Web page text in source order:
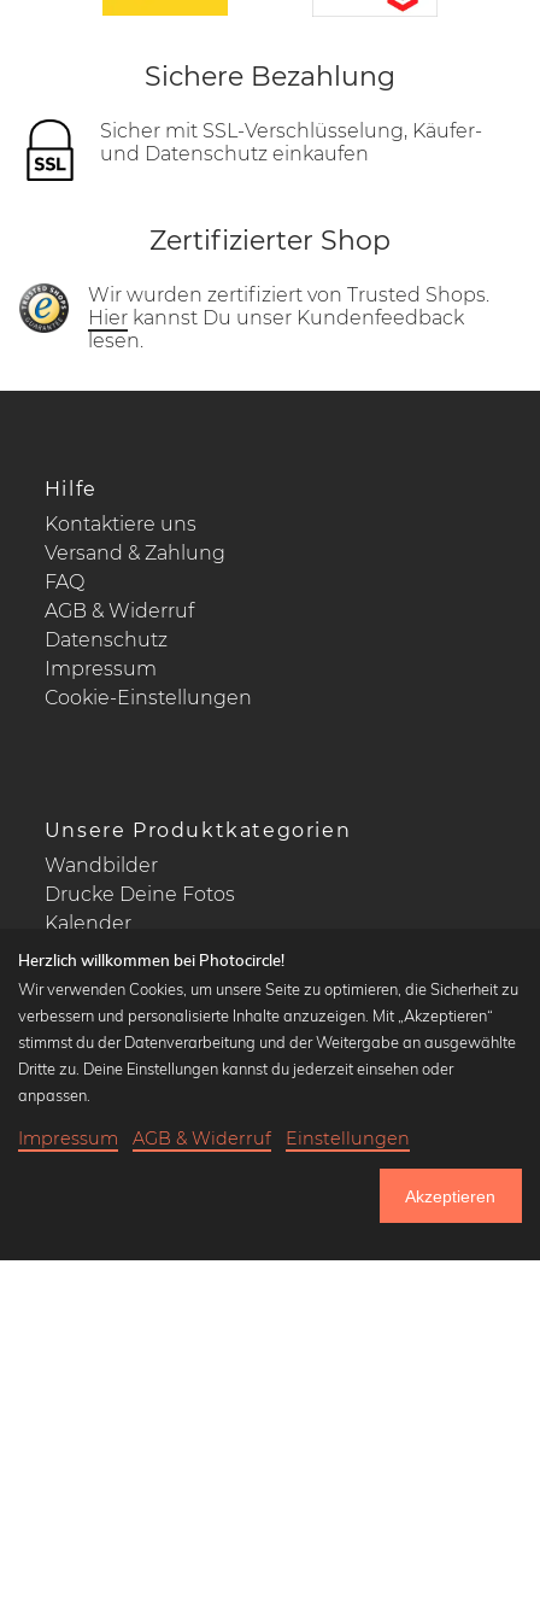
Bis Donnerstag: 20% Rabatt auf alle Bilder
Sichere Bezahlung
Sicher mit SSL-Verschlüsselung, Käufer-
und Datenschutz einkaufen
Zertifizierter Shop
Wir wurden zertifiziert von Trusted Shops.
Hier kannst Du unser Kundenfeedback
lesen.
Hilfe
Kontaktiere uns
Versand & Zahlung
FAQ
AGB & Widerruf
Datenschutz
Impressum
Cookie-Einstellungen
Unsere Produktkategorien
Wandbilder
Drucke Deine Fotos
Kalender
Beliebte Kollektionen
Wandbilder in schwarz-weiß
Klassiker der Kunstgeschichte
Herzlich willkommen bei Photocircle!
Wir verwenden Cookies, um unsere Seite zu optimieren, die Sicherheit zu
verbessern und personalisierte Inhalte anzuzeigen. Mit „Akzeptieren“
stimmst du der Datenverarbeitung und der Weitergabe an ausgewählte
Dritte zu. Deine Einstellungen kannst du jederzeit einsehen oder
anpassen.
Impressum AGB & Widerruf Einstellungen
Akzeptieren